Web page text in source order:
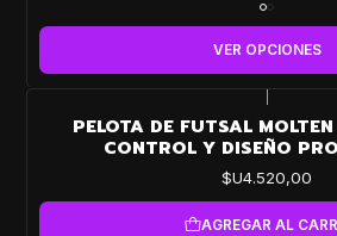
VER OPCIONES
PELOTA DE FUTSAL
CONTROL Y DISEÑO
$U4.520,00
AGREGAR AL